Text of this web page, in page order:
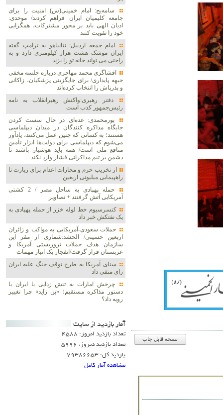
نسخه قابل چاپ
سامه‌یح: امام خمینی(س) امنیت را برای
جامعه کلیمیان ایران فراهم کردند/ موحدی:
ادیان الهی باید بر محور مشترکات، همگرایی
خود را تقویت کنند
امام جمعه اردبیل: نتانیاهو به ترامپ گفته
ایران موشک هشت هزار کیلومتری دارد و به
راحتی می تواند خانه تو را بزند
افشاگری محمد مهاجری درباره جلسه مخفی
جبهه پایداری/ برای جایگزینی پزشکیان، زاکانی
و بذرپاش را انتخاب کرده‌اند
دفتر رهبری:واکنش رهبرانقلاب به نامه
رئیس‌جمهور کذب است
پورمحمدی: عده‌ای در حال سست کردن
جایگاه مذاکره کنندگان در میدان دیپلماسی
هستند؛ به کسانی که چنین عمل می‌کنند، یادآور
می‌شوم که دیپلماسی برای دولت‌ها ابزار تأمین
منافع ملی است/ همه باید هوشیار باشند تا
دشمن بر تیم مذاکراتی فشار وارد نکند
از تخریب حرم و مجازات اعدام برای زیارت تا
راهپیمایی میلیونی اربعین
حمله پهپادی به ساحل مصر / 2 کشتی
آمریکایی آتش گرفتند + تصاویر
کنسرسیوم خط لوله خزر از حمله پهپادی به
یک نفتکش خبر داد
حملات سعودی-آمریکایی به مواکب و زائران
اربعین حسینی/ الحشد:شماری از مقر این
سازمان هدف حملات تروریستی آمریکا و
عربستان قرار گرفت/انفجار یک انبار مهمات
سنای آمریکا به طرح توقف جنگ علیه ایران
رای منفی داد
چرخش امارات به تنش زدایی با ایران با
دستور مذاکره مستقیم؛ «بن زاید» چرا تغییر
رویه داد؟
آمار بازديد از سايت
تعداد بازدید امروز: 4588
تعداد بازدید دیروز: 5996
بازدید کل: 79386653
مشاهده آمار کامل